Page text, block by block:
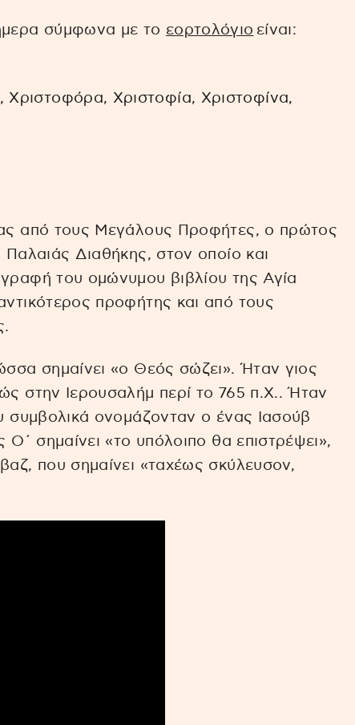
σύμφωνα με το εορτολόγιο είναι:
Χριστοφία, Χριστοφίνα,
από τους Μεγάλους Προφήτες, ο πρώτος
Διαθήκης, στον οποίο και
του ομώνυμου βιβλίου της Αγία
προφήτης και από τους
σημαίνει «ο Θεός σώζει». Ήταν γιος
στην Ιερουσαλήμ περί το 765 π.Χ.. Ήταν
συμβολικά ονομάζονταν ο ένας Ιασούβ
σημαίνει «το υπόλοιπο θα επιστρέψει»,
που σημαίνει «ταχέως σκύλευσον,